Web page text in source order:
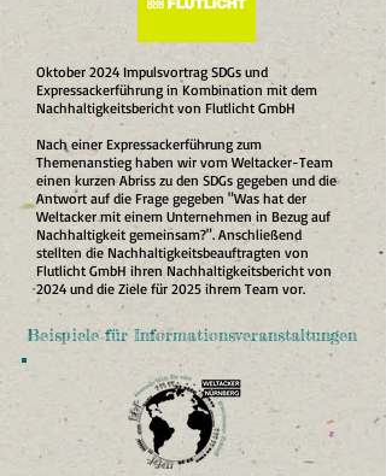
Oktober 2024 Impulsvortrag SDGs und
Expressackerführung in Kombination mit dem
Nachhaltigkeitsbericht von Flutlicht GmbH
Nach einer Expressackerführung zum
Themenanstieg haben wir vom Weltacker-Team
einen kurzen Abriss zu den SDGs gegeben und die
Antwort auf die Frage gegeben "Was hat der
Weltacker mit einem Unternehmen in Bezug auf
Nachhaltigkeit gemeinsam?". Anschließend
stellten die Nachhaltigkeitsbeauftragten von
Flutlicht GmbH ihren Nachhaltigkeitsbericht von
2024 und die Ziele für 2025 ihrem Team vor.
Beispiele für Informationsveranstaltungen